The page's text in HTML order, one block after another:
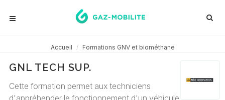
Accueil Formations GNV et biométhane
GNL TECH SUP.
Cette formation permet aux techniciens
d'appréhender le fonctionnement d'un véhicule